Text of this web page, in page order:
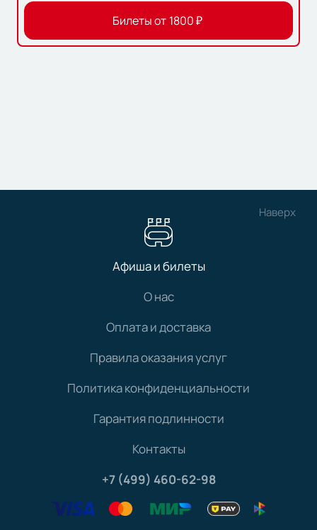
Билеты от 1800₽
Наверх
Афиша и билеты
О нас
Оплата и доставка
Правила оказания услуг
Политика конфиденциальности
Гарантия подлинности
Контакты
+7 (499) 460-62-98